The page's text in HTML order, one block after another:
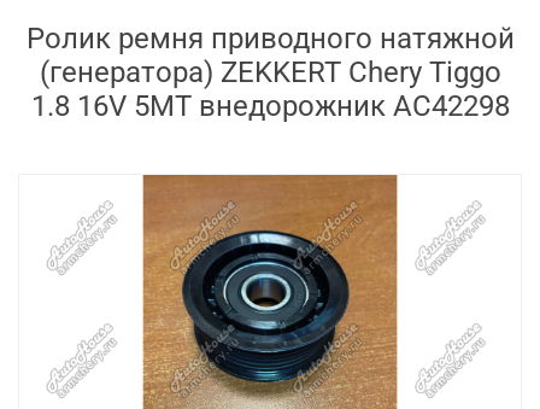
Ролик ремня приводного натяжной
(генератора) ZEKKERT Chery Tiggo
1.8 16V 5MT внедорожник AC42298